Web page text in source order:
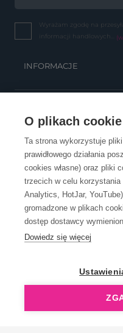
O plikach
Ta strona wykorzystuje
prawidłowego działania
cookies własne) oraz pliki
trzecich w celu
Analytics, HotJar,
gromadzone w plikach
dostęp dostawcy
Dowiedz się więcej
Wyrażam zgodę na
informacji handlowych...
INFORMACJE
OBSŁUGA KLIENTA
KONTAKT
OpenGift jest